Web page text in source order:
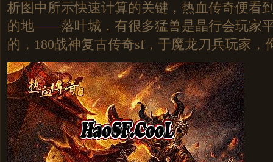
析图中所示快速计算的关键，热血传奇便看
的地——落叶城．有很多猛兽是晶行会玩家
的，180战神复古传奇sf，于魔龙刀兵玩家，